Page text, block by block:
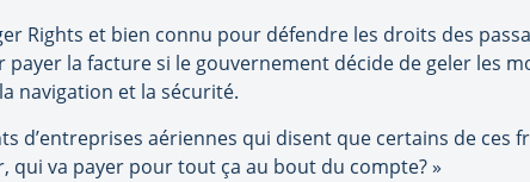
Rights et bien connu pour défendre les droits des
la facture si le gouvernement décide de geler les
navigation et la sécurité.
d’entreprises aériennes qui disent que certains de ces
va payer pour tout ça au bout du compte? »